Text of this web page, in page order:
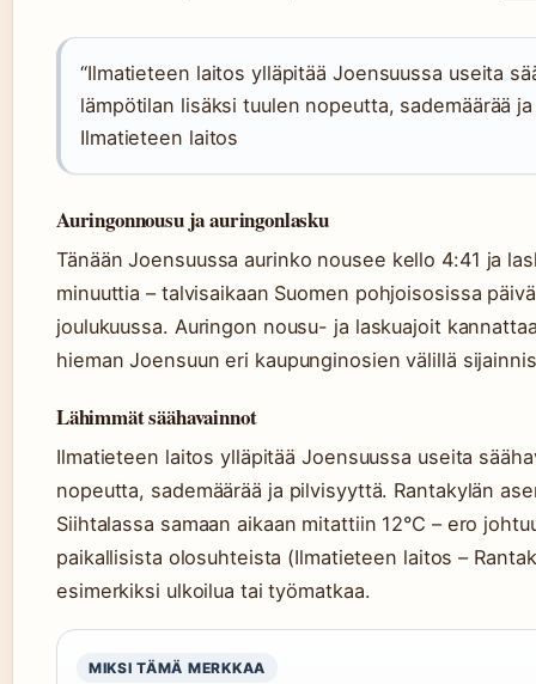
“Ilmatieteen laitos ylläpitää Joensuussa useita
lämpötilan lisäksi tuulen nopeutta, sademäärää
Ilmatieteen laitos
Auringonnousu ja auringonlasku
Tänään Joensuussa aurinko nousee kello 4:41 ja
minuuttia – talvisaikaan Suomen pohjoisosissa
joulukuussa. Auringon nousu- ja laskuajoit
hieman Joensuun eri kaupunginosien välillä
Lähimmät säähavainnot
Ilmatieteen laitos ylläpitää Joensuussa useita
nopeutta, sademäärää ja pilvisyyttä. Rantakylän
Siihtalassa samaan aikaan mitattiin 12°C – ero
paikallisista olosuhteista (Ilmatieteen laitos –
esimerkiksi ulkoilua tai työmatkaa.
MIKSI TÄMÄ MERKKAA